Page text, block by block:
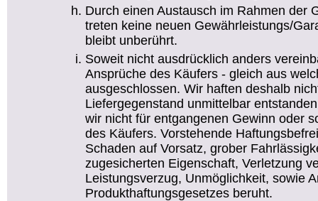
Durch einen Austausch im Rahmen der
treten keine neuen Gewährleistungs/
bleibt unberührt.
Soweit nicht ausdrücklich anders
Ansprüche des Käufers - gleich aus
ausgeschlossen. Wir haften deshalb
Liefergegenstand unmittelbar
wir nicht für entgangenen Gewinn oder
des Käufers. Vorstehende
Schaden auf Vorsatz, grober
zugesicherten Eigenschaft, Verletzung
Leistungsverzug, Unmöglichkeit, sowie
Produkthaftungsgesetzes beruht.